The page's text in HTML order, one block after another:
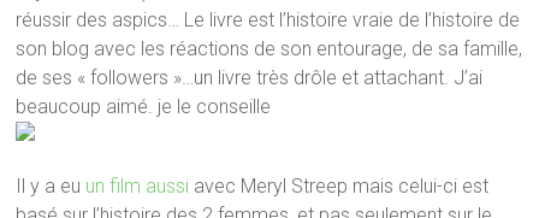
réussir des aspics… Le livre est l’histoire vraie de l’histoire de
son blog avec les réactions de son entourage, de sa famille,
de ses « followers »…un livre très drôle et attachant. J’ai
beaucoup aimé. je le conseille
Il y a eu un film aussi avec Meryl Streep mais celui-ci est